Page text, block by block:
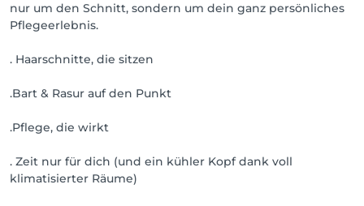
nur um den Schnitt, sondern um dein ganz persönliches
Pflegeerlebnis.
. Haarschnitte, die sitzen
.Bart & Rasur auf den Punkt
.Pflege, die wirkt
. Zeit nur für dich (und ein kühler Kopf dank voll
klimatisierter Räume)